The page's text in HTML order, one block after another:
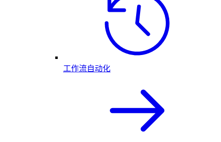
工作流自动化